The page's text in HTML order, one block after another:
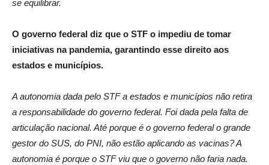
se equilibrar.
O governo federal diz que o STF o impediu de tomar
iniciativas na pandemia, garantindo esse direito aos
estados e municípios.
A autonomia dada pelo STF a estados e municípios não retira
a responsabilidade do governo federal. Foi dada pela falta de
articulação nacional. Até porque é o governo federal o grande
gestor do SUS, do PNI, não estão aplicando as vacinas? A
autonomia é porque o STF viu que o governo não faria nada.